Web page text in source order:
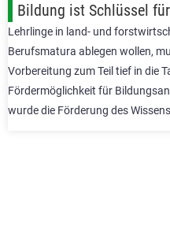
Bildung ist Schlüssel
Lehrlinge in land- und
Berufsmatura ablegen wollen,
Vorbereitung zum Teil tief in die
Fördermöglichkeit für
wurde die Förderung des